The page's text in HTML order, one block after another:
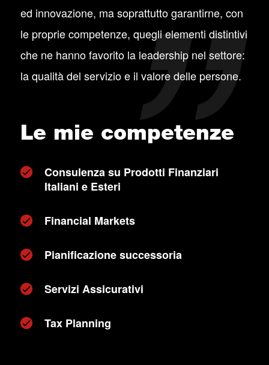
ed innovazione, ma soprattutto garantirne, con
le proprie competenze, quegli elementi distintivi
che ne hanno favorito la leadership nel settore:
la qualità del servizio e il valore delle persone.
Le mie competenze
Consulenza su Prodotti Finanziari
Italiani e Esteri
Financial Markets
Pianificazione successoria
Servizi Assicurativi
Tax Planning